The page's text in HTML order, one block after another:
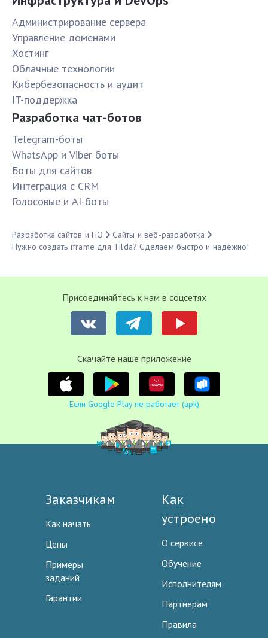
Администрирование сервера
Управление доменами
Хостинг
Облачные технологии
Кибербезопасность и аудит
IT-поддержка
Разработка чат-ботов
Telegram-боты
WhatsApp и Viber боты
Боты для сайтов
Интеграция с CRM
Голосовые и AI-боты
Разработка сайтов и ПО
Сайты и веб-разработка
Нужно создать iframe для Tilda? Сделаем быстро и надёжно!
Присоединяйтесь к нам в соцсетях
Cкачайте наше приложение
Если Google Play не работает (apk)
Заказчикам
Как начать
Цены
Примеры
заданий
Гарантии
Как
устроено
О сервисе
Обучение
Исполнителям
Партнерам
Правила